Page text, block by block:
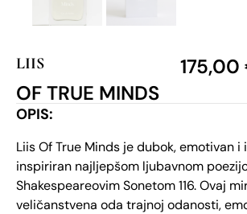
LIIS
OF TRUE MINDS
175,00
OPIS:
Liis Of True Minds je dubok, emotivan i
inspiriran najljepšom ljubavnom
Shakespeareovim Sonetom 116. Ovaj
veličanstvena oda trajnoj odanosti,